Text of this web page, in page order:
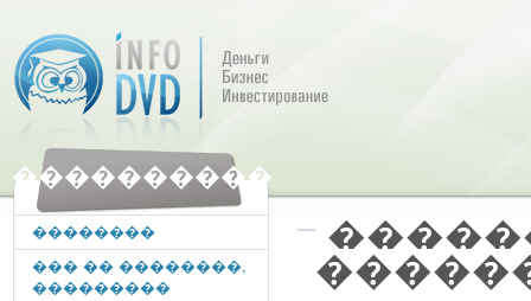
����������
��������
��� �� ��������,
���������